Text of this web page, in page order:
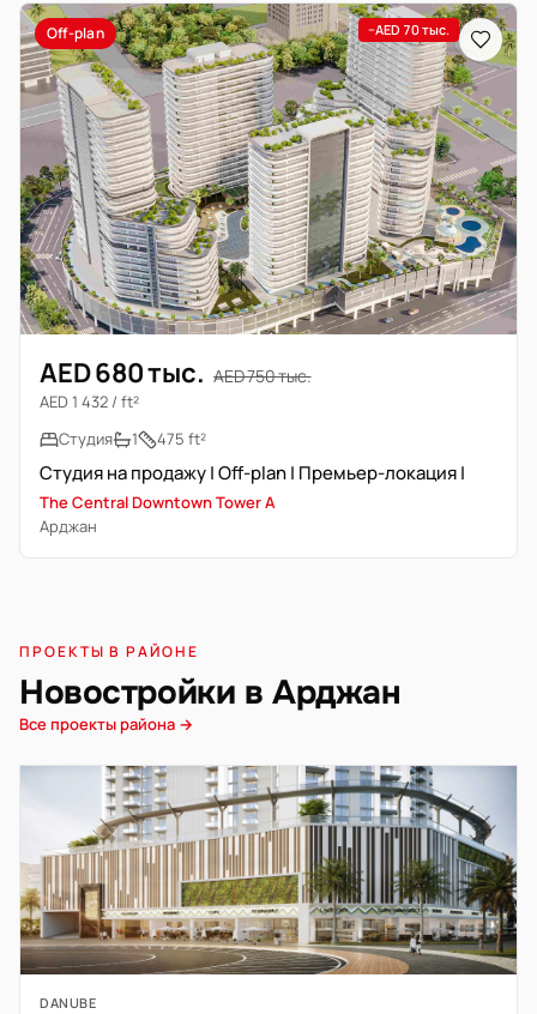
Off-plan −AED 70 тыс.
AED 680 тыс. AED 750 тыс.
AED 1 432 / ft²
Студия
1 475 ft²
Студия на продажу | Off-plan | Премьер-локация |
The Central Downtown Tower A
Арджан
ПРОЕКТЫ В РАЙОНЕ
Новостройки в Арджан
Все проекты района →
DANUBE